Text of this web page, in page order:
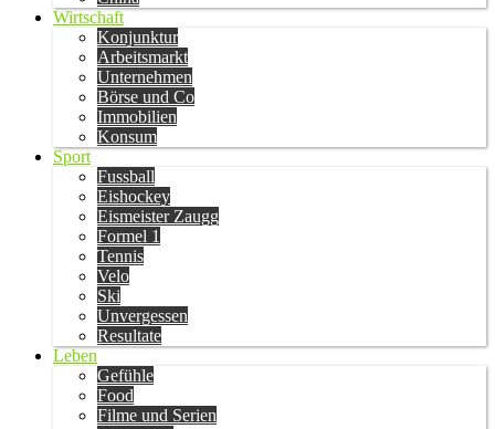
Wirtschaft
Konjunktur
Arbeitsmarkt
Unternehmen
Börse und Co
Immobilien
Konsum
Sport
Fussball
Eishockey
Eismeister Zaugg
Formel 1
Tennis
Velo
Ski
Unvergessen
Resultate
Leben
Gefühle
Food
Filme und Serien